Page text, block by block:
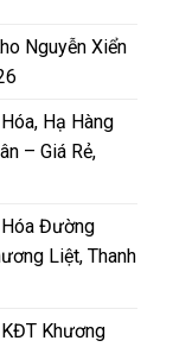
Nguyễn Xiển
Hạ Hàng
– Giá Rẻ,
Đường
Liệt, Thanh
Khương